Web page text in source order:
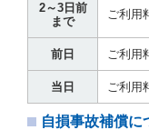
運転者の義務
す。
当社は、監督
運転者の氏名
写しを添付す
人に対し、借
2～3日前
まで
ご利用
前日 ご利用
当日 ご利用
自損事故補償に